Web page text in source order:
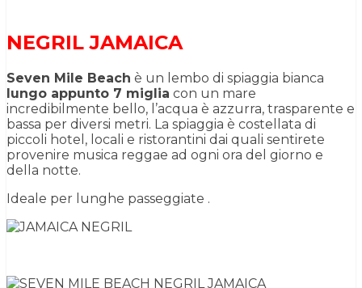
NEGRIL JAMAICA
Seven Mile Beach è un lembo di spiaggia bianca
lungo appunto 7 miglia con un mare
incredibilmente bello, l’acqua è azzurra, trasparente e
bassa per diversi metri. La spiaggia è costellata di
piccoli hotel, locali e ristorantini dai quali sentirete
provenire musica reggae ad ogni ora del giorno e
della notte.
Ideale per lunghe passeggiate .